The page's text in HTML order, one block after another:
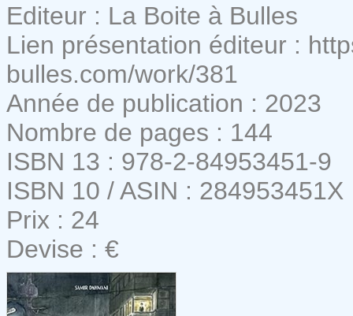
Editeur : La Boite à Bulles
Lien présentation éditeur :
bulles.com/work/381
Année de publication : 2023
Nombre de pages : 144
ISBN 13 : 978-2-84953451-9
ISBN 10 / ASIN : 284953451X
Prix : 24
Devise : €